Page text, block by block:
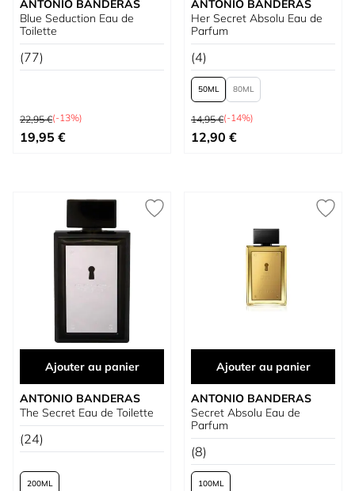
ANTONIO BANDERAS
Blue Seduction Eau de
Toilette
(77)
Prix normal
22,95 €(-13%)
Prix spécial
19,95 €
ANTONIO BANDERAS
Her Secret Absolu Eau de
Parfum
(4)
50 80
Prix normal
14,95 €(-14%)
À partir de
12,90 €
Ajouter au panier
ANTONIO BANDERAS
The Secret Eau de Toilette
(24)
200
Ajouter au panier
ANTONIO BANDERAS
Secret Absolu Eau de
Parfum
(8)
100